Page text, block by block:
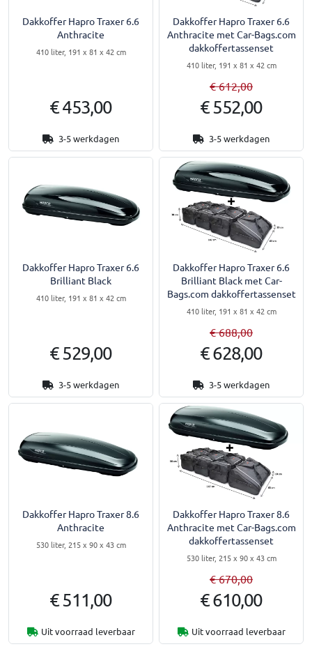
Dakkoffer Hapro Traxer 6.6
Anthracite
410 liter, 191 x 81 x 42 cm
€ 453,00
3-5 werkdagen
Dakkoffer Hapro Traxer 6.6
Anthracite met Car-Bags.com
dakkoffertassenset
410 liter, 191 x 81 x 42 cm
€ 612,00
€ 552,00
3-5 werkdagen
Dakkoffer Hapro Traxer 6.6
Brilliant Black
410 liter, 191 x 81 x 42 cm
€ 529,00
3-5 werkdagen
Dakkoffer Hapro Traxer 6.6
Brilliant Black met Car-
Bags.com dakkoffertassenset
410 liter, 191 x 81 x 42 cm
€ 688,00
€ 628,00
3-5 werkdagen
Dakkoffer Hapro Traxer 8.6
Anthracite
530 liter, 215 x 90 x 43 cm
€ 511,00
Uit voorraad leverbaar
Dakkoffer Hapro Traxer 8.6
Anthracite met Car-Bags.com
dakkoffertassenset
530 liter, 215 x 90 x 43 cm
€ 670,00
€ 610,00
Uit voorraad leverbaar